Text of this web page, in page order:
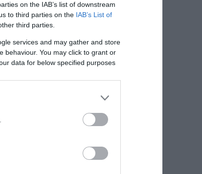
on the IAB’s list of downstream
to third parties on the IAB’s List of
third parties.
services and may gather and store
behaviour. You may click to grant or
data for below specified purposes